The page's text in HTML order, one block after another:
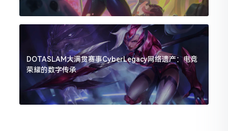
DOTASLAM大满贯赛事CyberLegacy网络遗产：电竞
荣耀的数字传承